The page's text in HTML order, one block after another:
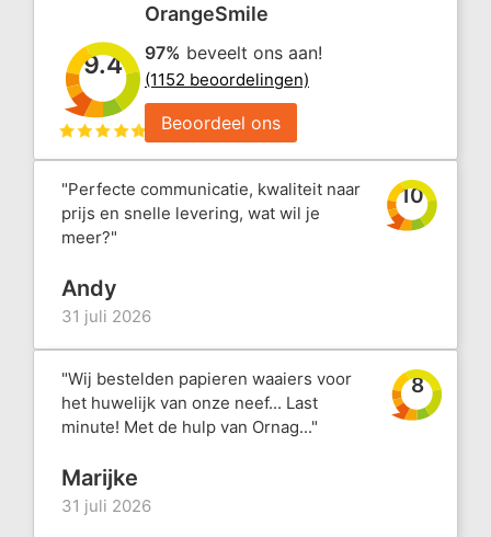
9.4
OrangeSmile
97% beveelt ons aan!
(1152 beoordelingen)
Beoordeel ons
"Perfecte communicatie, kwaliteit naar
prijs en snelle levering, wat wil je
meer?"
10
Andy
31 juli 2026
"Wij bestelden papieren waaiers voor
het huwelijk van onze neef... Last
minute! Met de hulp van Ornag..."
8
Marijke
31 juli 2026